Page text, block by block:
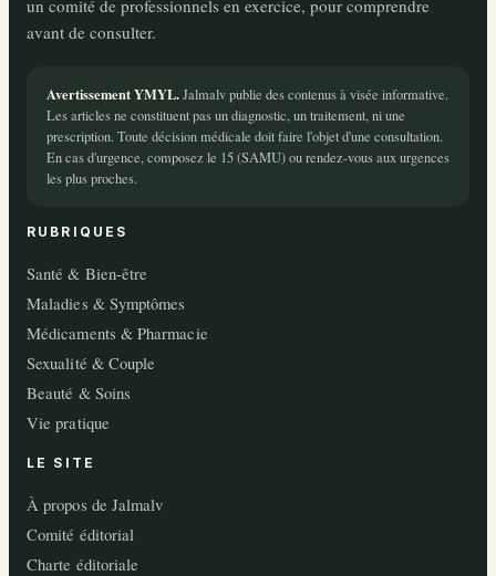
un comité de professionnels en exercice, pour comprendre
avant de consulter.
Avertissement YMYL.Jalmalv publie des contenus à visée informative.
Les articles ne constituent pas un diagnostic, un traitement, ni une
prescription. Toute décision médicale doit faire l'objet d'une consultation.
En cas d'urgence, composez le 15 (SAMU) ou rendez-vous aux urgences
les plus proches.
RUBRIQUES
Santé & Bien-être
Maladies & Symptômes
Médicaments & Pharmacie
Sexualité & Couple
Beauté & Soins
Vie pratique
LE SITE
À propos de Jalmalv
Comité éditorial
Charte éditoriale